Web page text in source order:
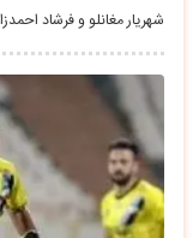
شهریار مغانلو و فرشاد